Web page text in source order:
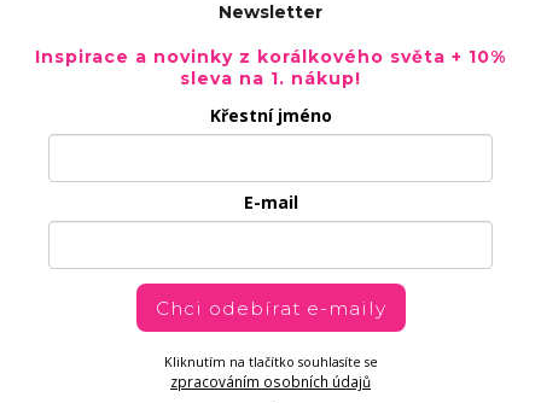
Newsletter
Inspirace a novinky z korálkového světa + 10%
sleva na 1. nákup!
Křestní jméno
E-mail
Chci odebírat e-maily
Kliknutím na tlačítko souhlasíte se
zpracováním osobních údajů